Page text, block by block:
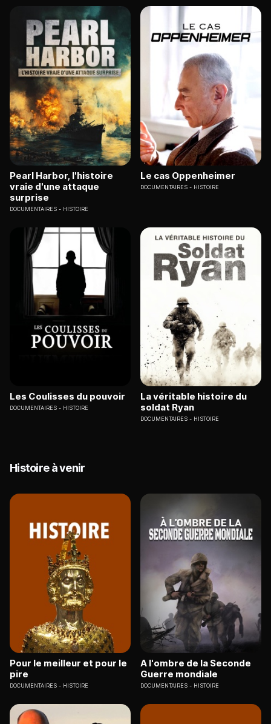
Pearl Harbor, l'histoire
vraie d'une attaque
surprise
DOCUMENTAIRES HISTOIRE
Le cas Oppenheimer
DOCUMENTAIRES HISTOIRE
Les Coulisses du pouvoir
DOCUMENTAIRES HISTOIRE
La véritable histoire du
soldat Ryan
DOCUMENTAIRES HISTOIRE
Histoire à venir
Pour le meilleur et pour le
pire
DOCUMENTAIRES HISTOIRE
A l'ombre de la Seconde
Guerre mondiale
DOCUMENTAIRES HISTOIRE